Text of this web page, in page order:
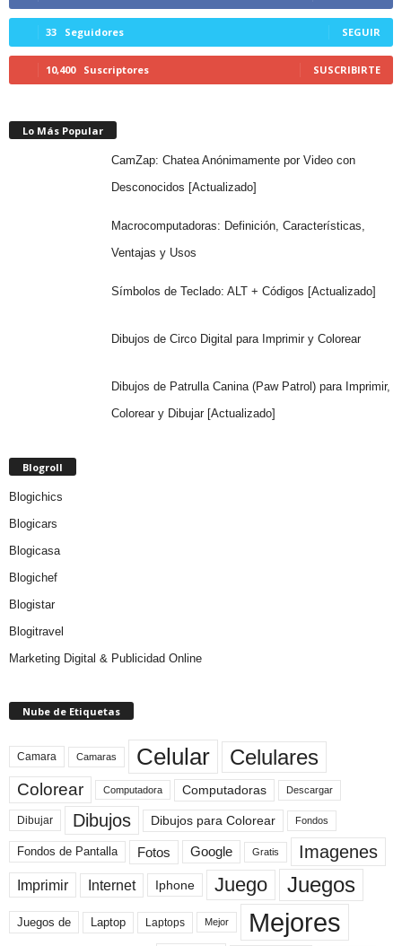
33 Seguidores SEGUIR
10,400 Suscriptores SUSCRIBIRTE
Lo Más Popular
CamZap: Chatea Anónimamente por Video con
Desconocidos [Actualizado]
Macrocomputadoras: Definición, Características,
Ventajas y Usos
Símbolos de Teclado: ALT + Códigos [Actualizado]
Dibujos de Circo Digital para Imprimir y Colorear
Dibujos de Patrulla Canina (Paw Patrol) para Imprimir,
Colorear y Dibujar [Actualizado]
Blogroll
Blogichics
Blogicars
Blogicasa
Blogichef
Blogistar
Blogitravel
Marketing Digital & Publicidad Online
Nube de Etiquetas
Camara Camaras Celular Celulares
Colorear Computadora Computadoras Descargar
Dibujar Dibujos Dibujos para Colorear Fondos
Fondos de Pantalla Fotos Google Gratis Imagenes
Imprimir Internet Iphone Juego Juegos
Juegos de Laptop Laptops Mejor Mejores